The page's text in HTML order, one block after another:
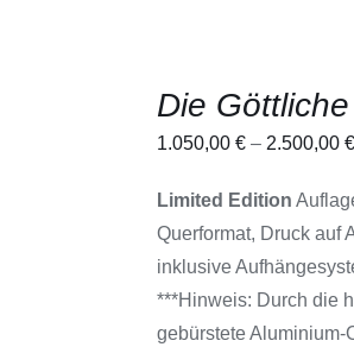
AUSFÜHRUNG
PRODUKT
MEHRERE
Die
1.050,00€ – 2.500,00€
Limited Edition
Querformat, Druck auf
inklusive
***Hinweis: Durch die
gebürstete Aluminium-